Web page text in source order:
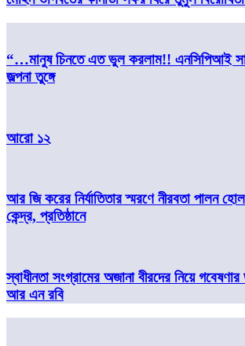
“…মানুষ চিনতে এত ভুল করলাম!! এনসিপিআই
জল্পনা তুঙ্গে
আরো ১২
আর জি করের নির্যাতিতার স্মরণে নীরবতা পালন
কেন্দ্র, প্রতিষ্ঠানে
স্বাধীনতা সংগ্রামের অজানা বীরদের নিয়ে
আর এন রবি